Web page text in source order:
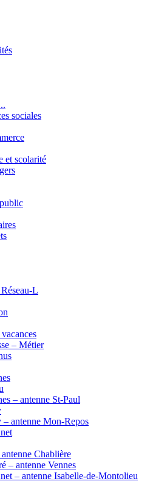
sociales
et scolarité
L
– Métier
– antenne St-Paul
antenne Mon-Repos
Chablière
– antenne Vennes
– antenne Isabelle-de-Montolieu